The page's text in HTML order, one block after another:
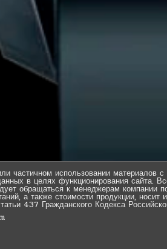
использовании материалов с
в целях функционирования сайта.
обращаться к менеджерам компании
а также стоимости продукции,
437 Гражданского Кодекса